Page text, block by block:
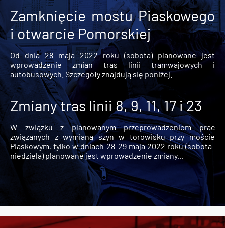
Zamknięcie mostu Piaskowego
i otwarcie Pomorskiej
Od dnia 28 maja 2022 roku (sobota) planowane jest
wprowadzenie zmian tras linii tramwajowych i
autobusowych. Szczegóły znajdują się poniżej.
Zmiany tras linii 8, 9, 11, 17 i 23
W związku z planowanym przeprowadzeniem prac
związanych z wymianą szyn w torowisku przy moście
Piaskowym, tylko w dniach 28-29 maja 2022 roku (sobota-
niedziela) planowane jest wprowadzenie zmiany...